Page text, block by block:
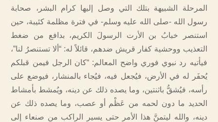
المرحلة الشبيهة بتلك التي وصل إليها كرام البشر، صحابة
رسول الله -صلى الله عليه وسلم- في فترة مظلمة كئيبة، حين
استنصر خبابُ بن الأرت الرسولَ الكريم، بدافع من ضغط
التعذيب ووحشية كفار قريش ضدهم، قائلاً له: “ألا تستنصرُ لنا”،
فيأتيه رد نبوي فوري واضح المعالم: “كان الرجل فيمن قبلكم
يُحفَر له في الأرض، فيُجعل فيه، فيُجاء بالمنشار، فيوضع على
رأسه، فيُشقُّ باثنتين، وما يصده ذلك عن دينه، ويُمشط بأمشاط
الحديد ما دون لحمه من عَظْم أو عصب، وما يصده ذلك عن
دينه، والله ليتمنَّ هذا الأمر حتى يسير الراكب من صنعاء إلى